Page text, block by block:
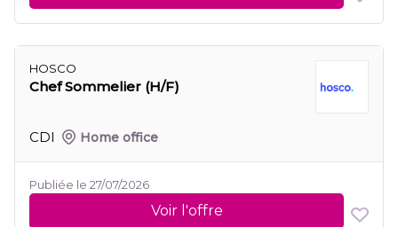
HOSCO
Chef Sommelier (H/F)
CDI Home office
Publiée le 27/07/2026
Voir l'offre